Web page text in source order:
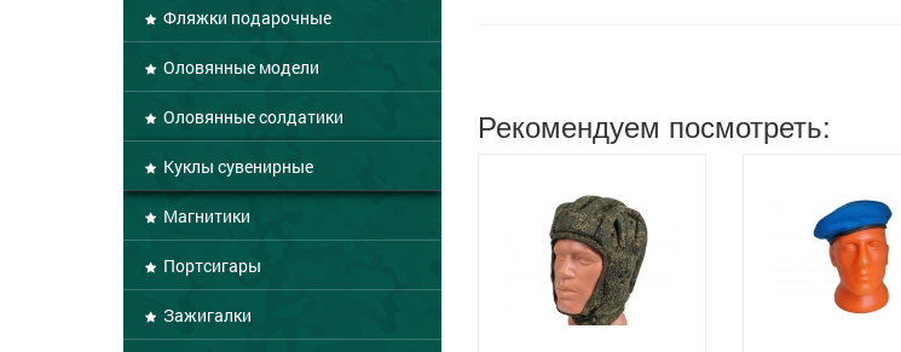
Фляжки подарочные
Оловянные модели
Оловянные солдатики
Куклы сувенирные
Магнитики
Портсигары
Зажигалки
Рекомендуем посмотреть: